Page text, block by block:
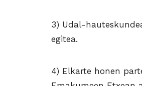
3) Udal-
egitea.
4) Elkarte honen